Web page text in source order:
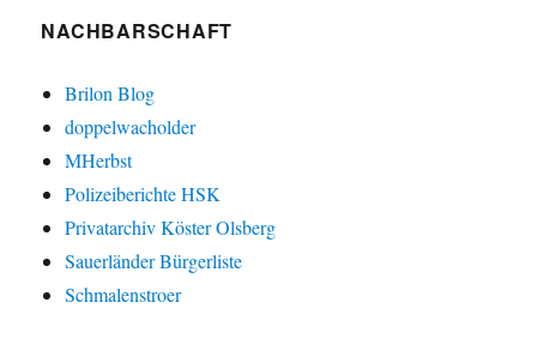
NACHBARSCHAFT
Brilon Blog
doppelwacholder
MHerbst
Polizeiberichte HSK
Privatarchiv Köster Olsberg
Sauerländer Bürgerliste
Schmalenstroer